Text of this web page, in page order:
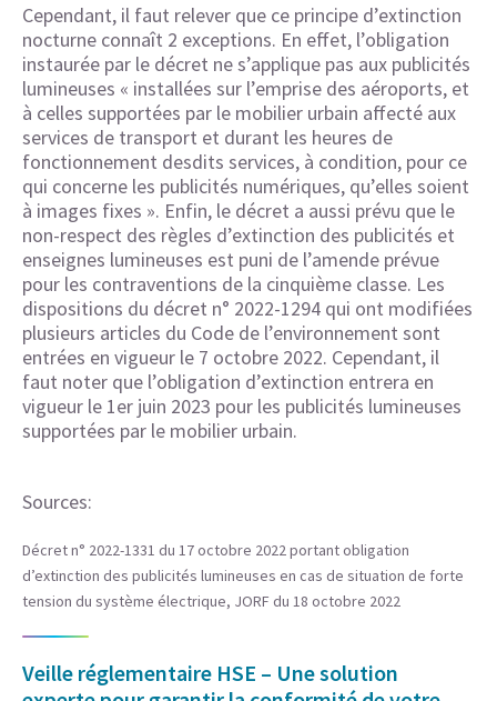
Cependant, il faut relever que ce principe d’extinction
nocturne connaît 2 exceptions. En effet, l’obligation
instaurée par le décret ne s’applique pas aux publicités
lumineuses « installées sur l’emprise des aéroports, et
à celles supportées par le mobilier urbain affecté aux
services de transport et durant les heures de
fonctionnement desdits services, à condition, pour ce
qui concerne les publicités numériques, qu’elles soient
à images fixes ». Enfin, le décret a aussi prévu que le
non-respect des règles d’extinction des publicités et
enseignes lumineuses est puni de l’amende prévue
pour les contraventions de la cinquième classe. Les
dispositions du décret n° 2022-1294 qui ont modifiées
plusieurs articles du Code de l’environnement sont
entrées en vigueur le 7 octobre 2022. Cependant, il
faut noter que l’obligation d’extinction entrera en
vigueur le 1er juin 2023 pour les publicités lumineuses
supportées par le mobilier urbain.
Sources:
Décret n° 2022-1331 du 17 octobre 2022 portant obligation
d’extinction des publicités lumineuses en cas de situation de forte
tension du système électrique, JORF du 18 octobre 2022
Veille réglementaire HSE – Une solution